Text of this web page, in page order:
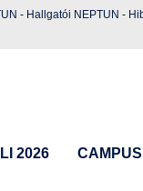
- Hallgatói NEPTUN -
2026